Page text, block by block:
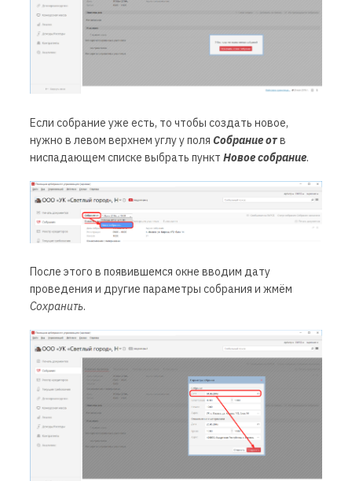
Если собрание уже есть, то чтобы создать новое,
нужно в левом верхнем углу у поля Собрание отв
ниспадающем списке выбрать пункт Новое собрание.
После этого в появившемся окне вводим дату
проведения и другие параметры собрания и жмём
Сохранить.